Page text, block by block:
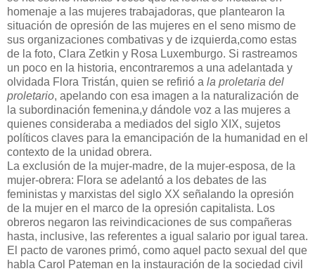
homenaje a las mujeres trabajadoras, que plantearon la
situación de opresión de las mujeres en el seno mismo de
sus organizaciones combativas y de izquierda,como estas
de la foto, Clara Zetkin y Rosa Luxemburgo. Si rastreamos
un poco en la historia, encontraremos a una adelantada y
olvidada Flora Tristán, quien se refirió a la proletaria del
proletario, apelando con esa imagen a la naturalización de
la subordinación femenina,y dándole voz a las mujeres a
quienes consideraba a mediados del siglo XIX, sujetos
políticos claves para la emancipación de la humanidad en el
contexto de la unidad obrera.
La exclusión de la mujer-madre, de la mujer-esposa, de la
mujer-obrera: Flora se adelantó a los debates de las
feministas y marxistas del siglo XX señalando la opresión
de la mujer en el marco de la opresión capitalista. Los
obreros negaron las reivindicaciones de sus compañeras
hasta, inclusive, las referentes a igual salario por igual tarea.
El pacto de varones primó, como aquel pacto sexual del que
habla Carol Pateman en la instauración de la sociedad civil